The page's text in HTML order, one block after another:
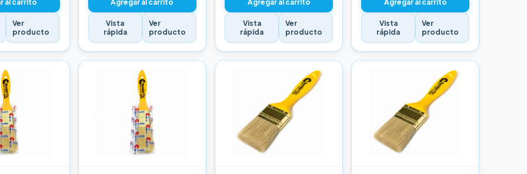
al carrito
Ver
producto
Agregar al carrito
Vista
rápida
Ver
producto
Agregar al carrito
Vista
rápida
Ver
producto
Agregar al carrito
Vista
rápida
Ver
producto